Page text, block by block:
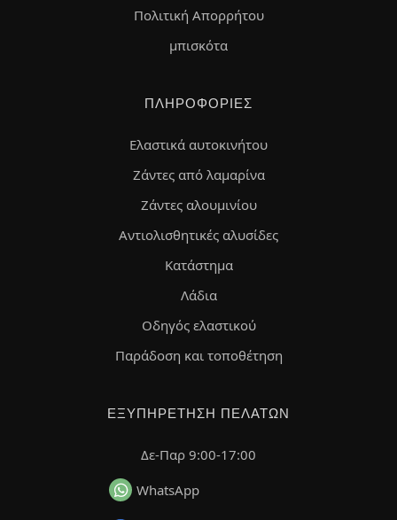
Πολιτική Απορρήτου
μπισκότα
ΠΛΗΡΟΦΟΡΊΕΣ
Ελαστικά αυτοκινήτου
Ζάντες από λαμαρίνα
Ζάντες αλουμινίου
Αντιολισθητικές αλυσίδες
Κατάστημα
Λάδια
Οδηγός ελαστικού
Παράδοση και τοποθέτηση
ΕΞΥΠΗΡΈΤΗΣΗ ΠΕΛΑΤΏΝ
Δε-Παρ 9:00-17:00
WhatsApp